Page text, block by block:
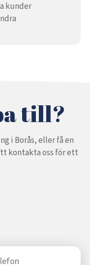
kunder
till?
i Borås, eller få en
kontakta oss för ett